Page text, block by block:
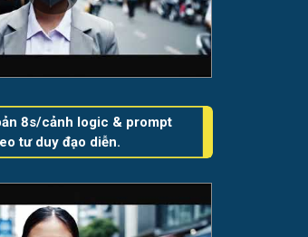
8s/cảnh logic & prompt
tư duy đạo diễn.